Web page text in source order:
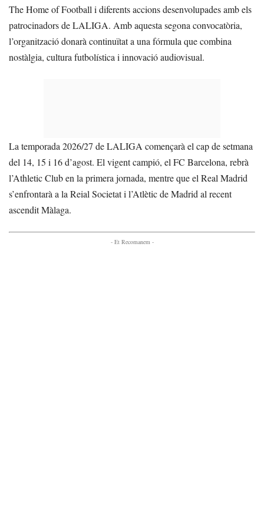
The Home of Football i diferents accions desenvolupades amb els
patrocinadors de LALIGA. Amb aquesta segona convocatòria,
l’organització donarà continuïtat a una fórmula que combina
nostàlgia, cultura futbolística i innovació audiovisual.
La temporada 2026/27 de LALIGA començarà el cap de setmana
del 14, 15 i 16 d’agost. El vigent campió, el FC Barcelona, rebrà
l’Athletic Club en la primera jornada, mentre que el Real Madrid
s’enfrontarà a la Reial Societat i l’Atlètic de Madrid al recent
ascendit Màlaga.
- Et Recomanem -